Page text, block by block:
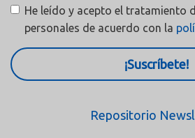
He leído y acepto el tratamiento
personales de acuerdo con la
¡Suscríbete!
Repositorio